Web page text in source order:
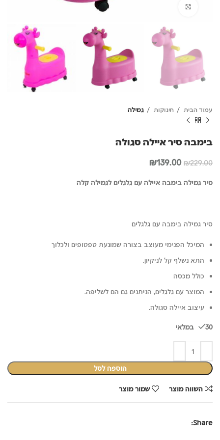
עמוד הבית תינוקות גמילה
בימבה סיר איילה סגולה
₪229.00
המחיר
היה:
₪139.00
המחיר
הוא:
סיר גמילה בימבה איילה עם גלגלים לגמילה קלה
סיר גמילה בימבה עם גלגלים
המיכל הפנימי מעוצב בצורה שמונעת טפטופים ולכלוך
התא נשלף קל לניקיון.
כולל מכסה
המוצר עם גלגלים, הניתנים גם הם לשליפה.
עיצוב איילה סגולה.
30 במלאי
הוספה לסל
השווה מוצר שמור מוצר
Share: